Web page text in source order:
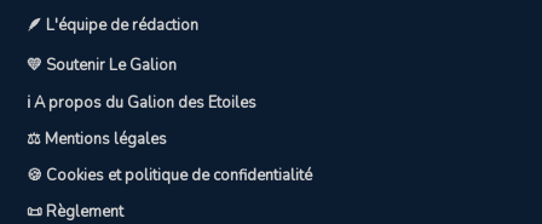
🪶 L'équipe de rédaction
💛 Soutenir Le Galion
ℹ️ A propos du Galion des Etoiles
⚖️ Mentions légales
🍪 Cookies et politique de confidentialité
📜 Règlement